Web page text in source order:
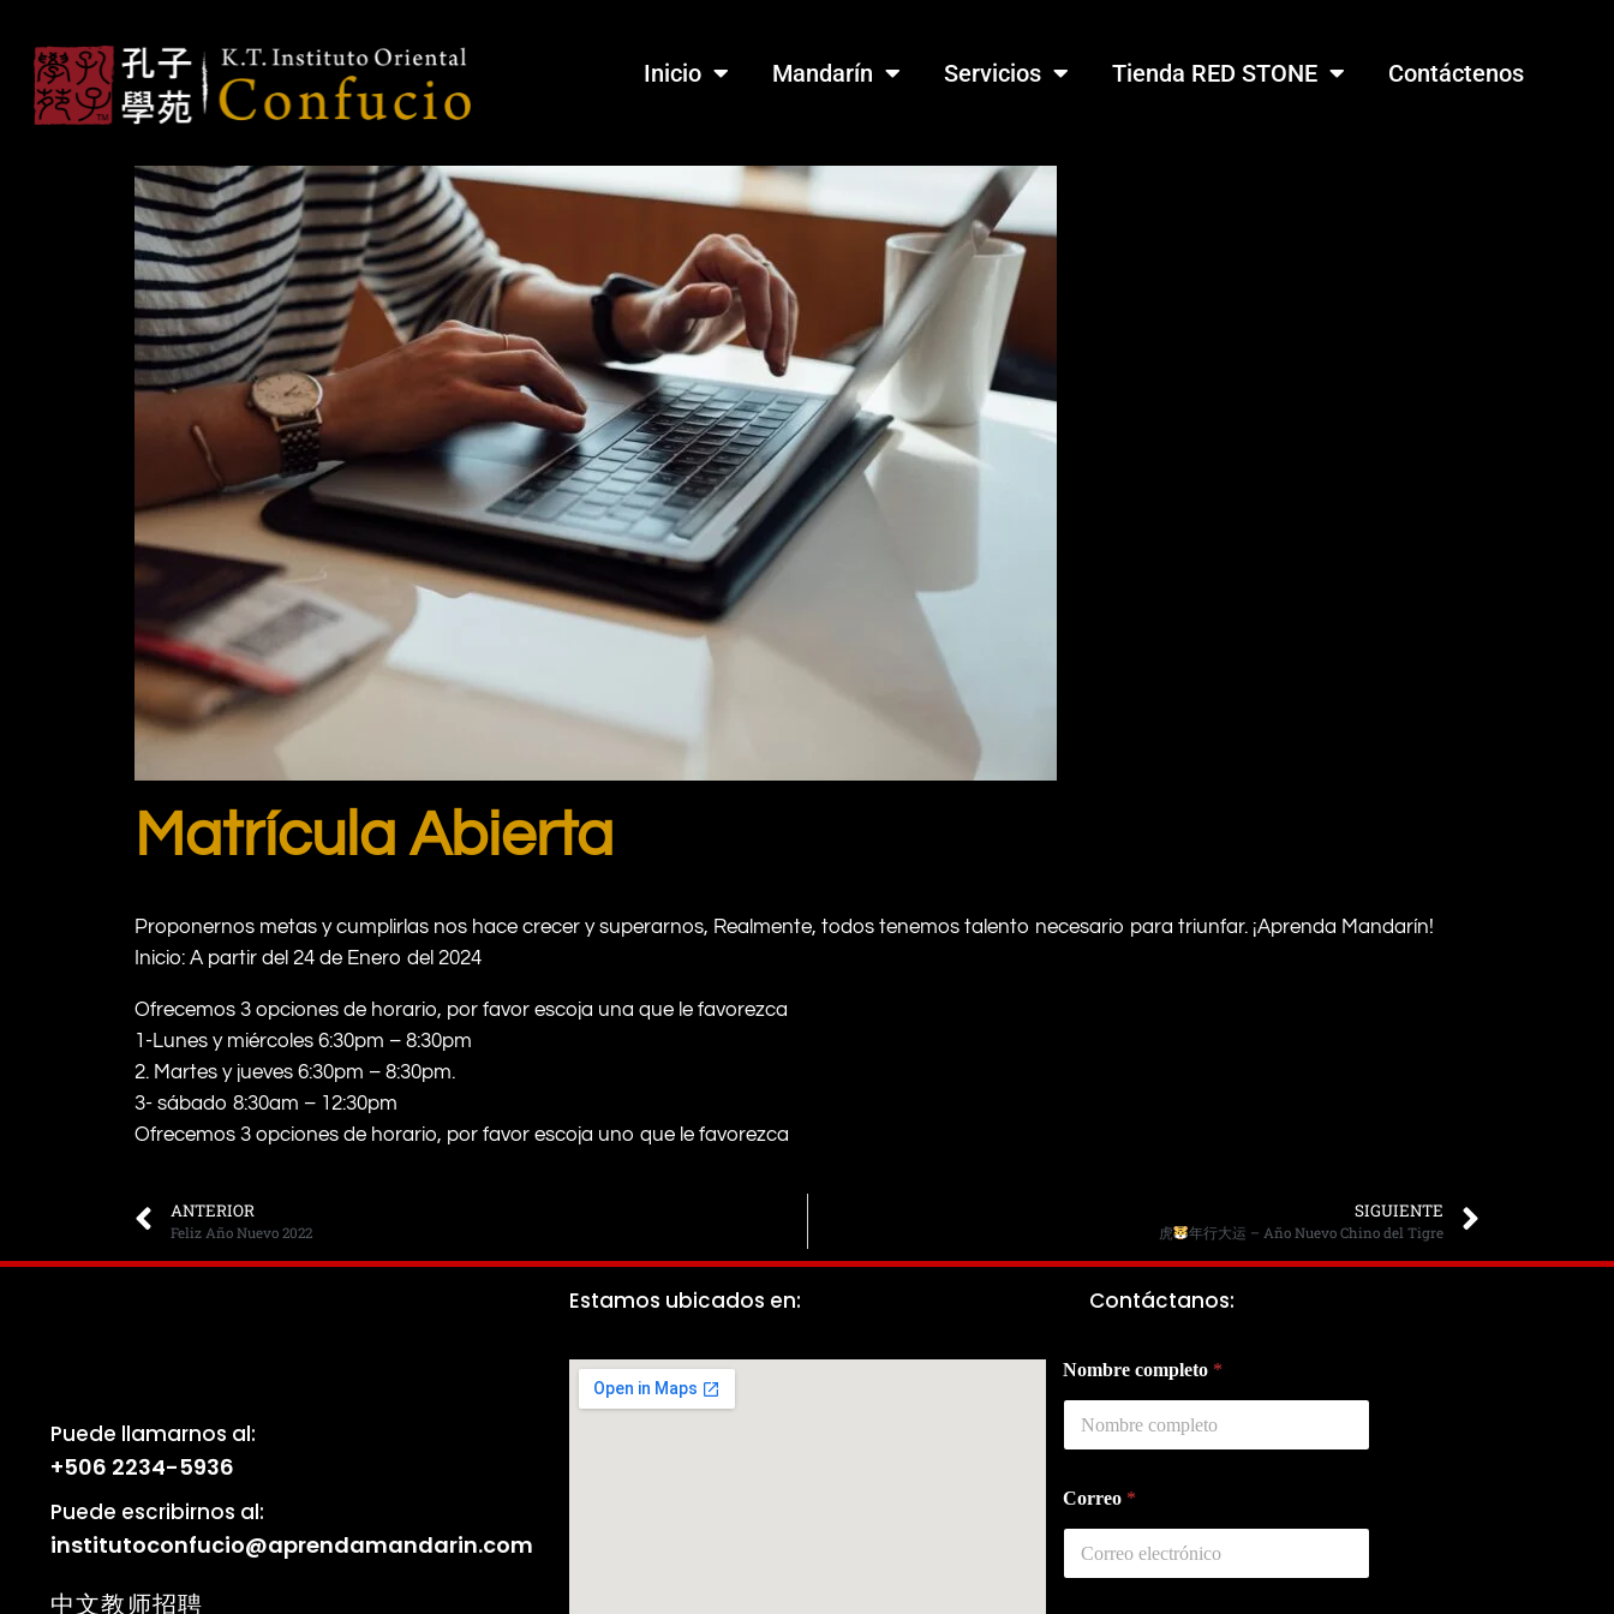
Inicio Mandarín Servicios Tienda RED STONE Contáctenos
Matrícula Abierta
Proponernos metas y cumplirlas nos hace crecer y superarnos, Realmente, todos tenemos talento necesario para triunfar. ¡Aprenda Mandarín!
Inicio: A partir del 24 de Enero del 2024
Ofrecemos 3 opciones de horario, por favor escoja una que le favorezca
1-Lunes y miércoles 6:30pm – 8:30pm
2. Martes y jueves 6:30pm – 8:30pm.
3- sábado 8:30am – 12:30pm
Ofrecemos 3 opciones de horario, por favor escoja uno que le favorezca
ANTERIOR
Feliz Año Nuevo 2022
SIGUIENTE
虎 年行大运 – Año Nuevo Chino del Tigre
Puede llamarnos al:
+506 2234-5936
Puede escribirnos al:
institutoconfucio@aprendamandarin.com
中文教师招聘
Estamos ubicados en: Contáctanos:
Nombre completo *
Correo *